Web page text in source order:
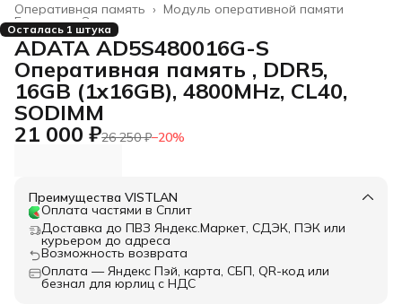
Модуль оперативной памяти
Оперативная память ›
Электроника
Главная ›
Осталась 1 штука
ADATA AD5S480016G-S
Оперативная память , DDR5,
16GB (1x16GB), 4800MHz, CL40,
SODIMM
21 000 ₽26 250 ₽−20%
Преимущества VISTLAN
Оплата частями в Сплит
Доставка до ПВЗ Яндекс.Маркет, СДЭК, ПЭК или
курьером до адреса
Возможность возврата
Оплата — Яндекс Пэй, карта, СБП, QR-код или
безнал для юрлиц с НДС